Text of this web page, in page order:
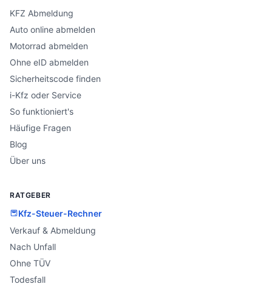
KFZ Abmeldung
Auto online abmelden
Motorrad abmelden
Ohne eID abmelden
Sicherheitscode finden
i-Kfz oder Service
So funktioniert's
Häufige Fragen
Blog
Über uns
RATGEBER
Kfz-Steuer-Rechner
Verkauf & Abmeldung
Nach Unfall
Ohne TÜV
Todesfall